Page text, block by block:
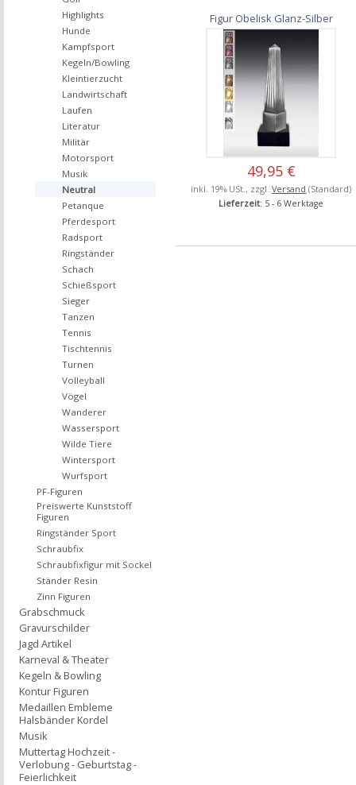
Figur Obelisk Glanz-Silber
49,95 €
inkl. 19% USt., zzgl.Versand (Standard)
Lieferzeit: 5 - 6 Werktage
Highlights
Hunde
Kampfsport
Kegeln/Bowling
Kleintierzucht
Landwirtschaft
Laufen
Literatur
Militär
Motorsport
Musik
Neutral
Petanque
Pferdesport
Radsport
Ringständer
Schach
Schießsport
Sieger
Tanzen
Tennis
Tischtennis
Turnen
Volleyball
Vögel
Wanderer
Wassersport
Wilde Tiere
Wintersport
Wurfsport
PF-Figuren
Preiswerte Kunststoff
Figuren
Ringständer Sport
Schraubfix
Schraubfixfigur mit Sockel
Ständer Resin
Zinn Figuren
Grabschmuck
Gravurschilder
Jagd Artikel
Karneval & Theater
Kegeln & Bowling
Kontur Figuren
Medaillen Embleme
Halsbänder Kordel
Musik
Muttertag Hochzeit -
Verlobung - Geburtstag -
Feierlichkeit